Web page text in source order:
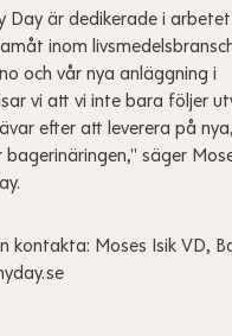
Day är dedikerade i
inom
och vår nya anläggning i
vi att vi inte bara följer
efter att leverera på
säger
kontakta: Moses Isik VD,